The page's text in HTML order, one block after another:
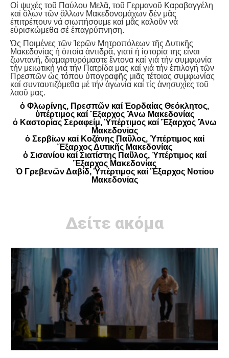
Οἱ ψυχές τοῦ Παύλου Μελᾶ, τοῦ Γερμανοῦ Καραβαγγέλη
καί ὅλων τῶν ἄλλων Μακεδονομάχων δέν μᾶς
ἐπιτρέπουν νά σιωπήσουμε καί μᾶς καλοῦν νά
εὑρισκώμεθα σέ ἐπαγρύπνηση.
Ὡς Ποιμένες τῶν Ἱερῶν Μητροπόλεων τῆς Δυτικῆς
Μακεδονίας ἡ ὁποία ἀντιδρᾶ, γιατί ἡ ἱστορία της εἶναι
ζωντανή, διαμαρτυρόμαστε ἔντονα καί γιά τήν συμφωνία
τήν μειωτική γιά τήν Πατρίδα μας καί γιά τήν ἐπιλογή τῶν
Πρεσπῶν ὡς τόπου ὑπογραφῆς μιᾶς τέτοιας συμφωνίας
καί συνταυτιζόμεθα μέ τήν ἀγωνία καί τίς ἀνησυχίες τοῦ
λαοῦ μας.
ὁ Φλωρίνης, Πρεσπῶν καί Ἐορδαίας Θεόκλητος,
ὑπέρτιμος καί Ἔξαρχος Ἄνω Μακεδονίας
ὁ Καστορίας Σεραφείμ, Ὑπέρτιμος καί Ἔξαρχος Ἄνω
Μακεδονίας
ὁ Σερβίων καί Κοζάνης Παῦλος, Ὑπέρτιμος καί
Ἔξαρχος Δυτικῆς Μακεδονίας
ὁ Σισανίου καί Σιατίστης Παῦλος, Ὑπέρτιμος καί
Ἔξαρχος Μακεδονίας
Ὁ Γρεβενῶν Δαβίδ, Ὑπέρτιμος καί Ἔξαρχος Νοτίου
Μακεδονίας
Δείτε ακόμα